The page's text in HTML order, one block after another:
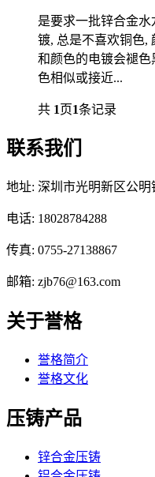
是要求一批锌合金
镀, 总是不喜欢铜色,
和颜色的电镀会褪
色相似或接近...
共 1页1条记录
联系我们
地址: 深圳市光明新区公明
电话: 18028784288
传真: 0755-27138867
邮箱: zjb76@163.com
关于誉格
誉格简介
誉格文化
压铸产品
锌合金压铸